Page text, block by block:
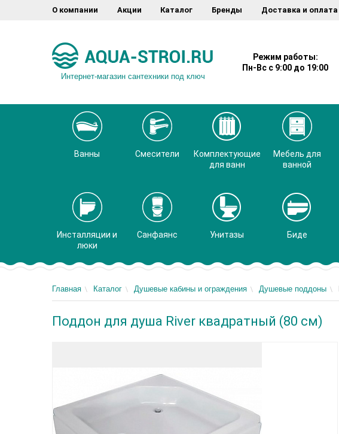
О компании Акции Каталог Бренды Доставка и оплата
Интернет-магазин сантехники под ключ
Режим работы:
Пн-Вс с 9:00 до 19:00
Ванны Смесители
Комплектующие
для ванн
Мебель для
ванной
Инсталляции и
люки
Санфаянс Унитазы Биде
Главная Каталог Душевые кабины и ограждения Душевые поддоны
Поддон для душа River квадратный (80 см)